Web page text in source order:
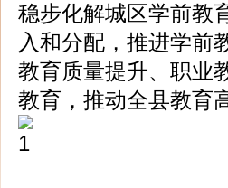
稳步化解城区学前教
入和分配，推进学前
教育质量提升、职业
教育，推动全县教育